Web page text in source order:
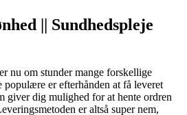
|| Sundhedspleje
nu om stunder mange forskellige
populære er efterhånden at få leveret
giver dig mulighed for at hente ordren
er altså super nem,